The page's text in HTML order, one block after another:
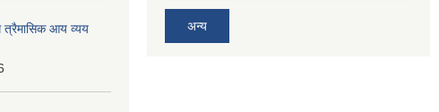
आय व्यय
अन्य